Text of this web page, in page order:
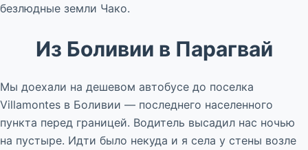
безлюдные земли Чако.
Из Боливии в Парагвай
Мы доехали на дешевом автобусе до поселка
Villamontes в Боливии — последнего населенного
пункта перед границей. Водитель высадил нас ночью
на пустыре. Идти было некуда и я села у стены возле